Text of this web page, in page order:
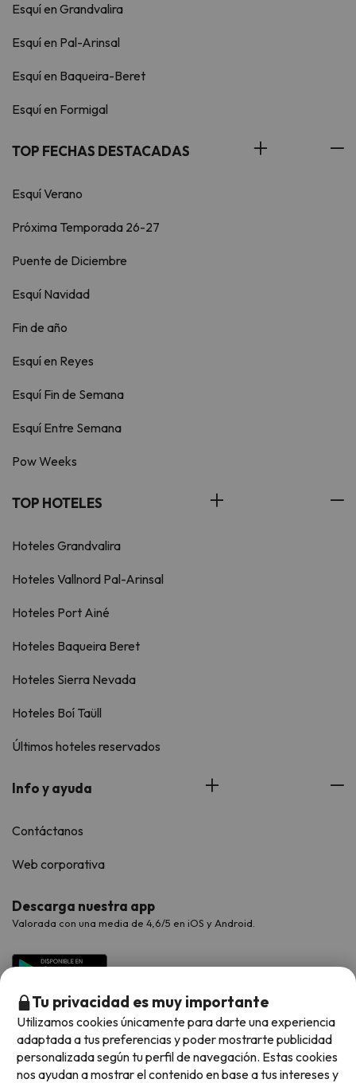
Esquí en Grandvalira
Esquí en Pal-Arinsal
Esquí en Baqueira-Beret
Esquí en Formigal
TOP FECHAS DESTACADAS
Esquí Verano
Próxima Temporada 26-27
Puente de Diciembre
Esquí Navidad
Fin de año
Esquí en Reyes
Esquí Fin de Semana
Esquí Entre Semana
Pow Weeks
TOP HOTELES
Hoteles Grandvalira
Hoteles Vallnord Pal-Arinsal
Hoteles Port Ainé
Hoteles Baqueira Beret
Hoteles Sierra Nevada
Hoteles Boí Taüll
Últimos hoteles reservados
Info y ayuda
Contáctanos
Web corporativa
Descarga nuestra app
Valorada con una media de 4,6/5 en iOS y Android.
Tu privacidad es muy importante
Utilizamos cookies únicamente para darte una experiencia
adaptada a tus preferencias y poder mostrarte publicidad
personalizada según tu perfil de navegación. Estas cookies
nos ayudan a mostrar el contenido en base a tus intereses y